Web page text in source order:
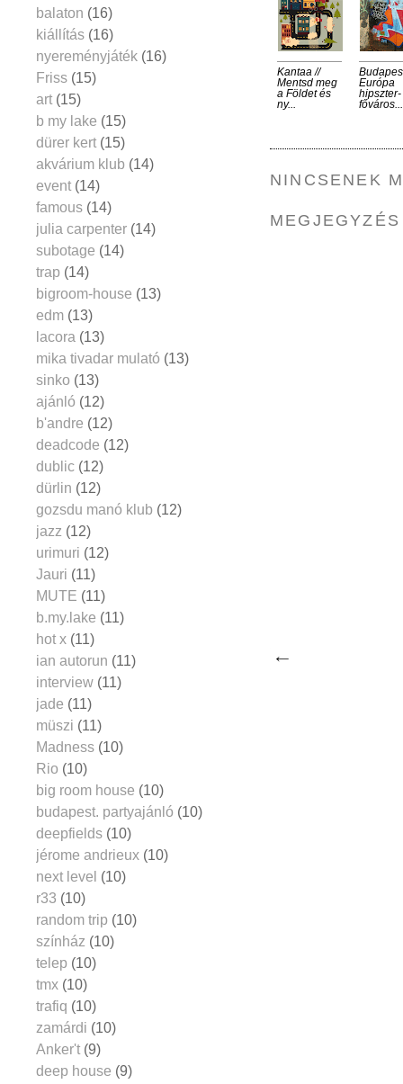
Kantaa //
Mentsd meg
a Földet és
ny...
Európa
hipszter-
főváros...
NINCSENEK
balaton (16)
kiállítás (16)
nyereményjáték (16)
Friss (15)
art (15)
b my lake (15)
dürer kert (15)
akvárium klub (14)
event (14)
famous (14)
julia carpenter (14)
subotage (14)
trap (14)
bigroom-house (13)
edm (13)
lacora (13)
mika tivadar mulató (13)
sinko (13)
ajánló (12)
b'andre (12)
deadcode (12)
dublic (12)
dürlin (12)
gozsdu manó klub (12)
jazz (12)
urimuri (12)
Jauri (11)
MUTE (11)
b.my.lake (11)
hot x (11)
ian autorun (11)
interview (11)
jade (11)
müszi (11)
Madness (10)
Rio (10)
big room house (10)
budapest. partyajánló (10)
deepfields (10)
jérome andrieux (10)
next level (10)
r33 (10)
random trip (10)
színház (10)
telep (10)
tmx (10)
trafiq (10)
zamárdi (10)
Anker't (9)
deep house (9)